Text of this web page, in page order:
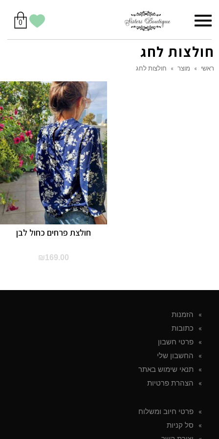
יש
לך
0מוצרים
בסל
הווישליסט
תפריט
חולצות לחג
ראשי » מוצר » חולצות לחג
חולצת פרחים כחול לבן
₪169.00
הזמנות
כתובות
פרטי חשבון
החשבון שלי
תנאי שימוש באתר
הצהרת פרטיות
פרטי חיוב ומשלוח
סל קניות